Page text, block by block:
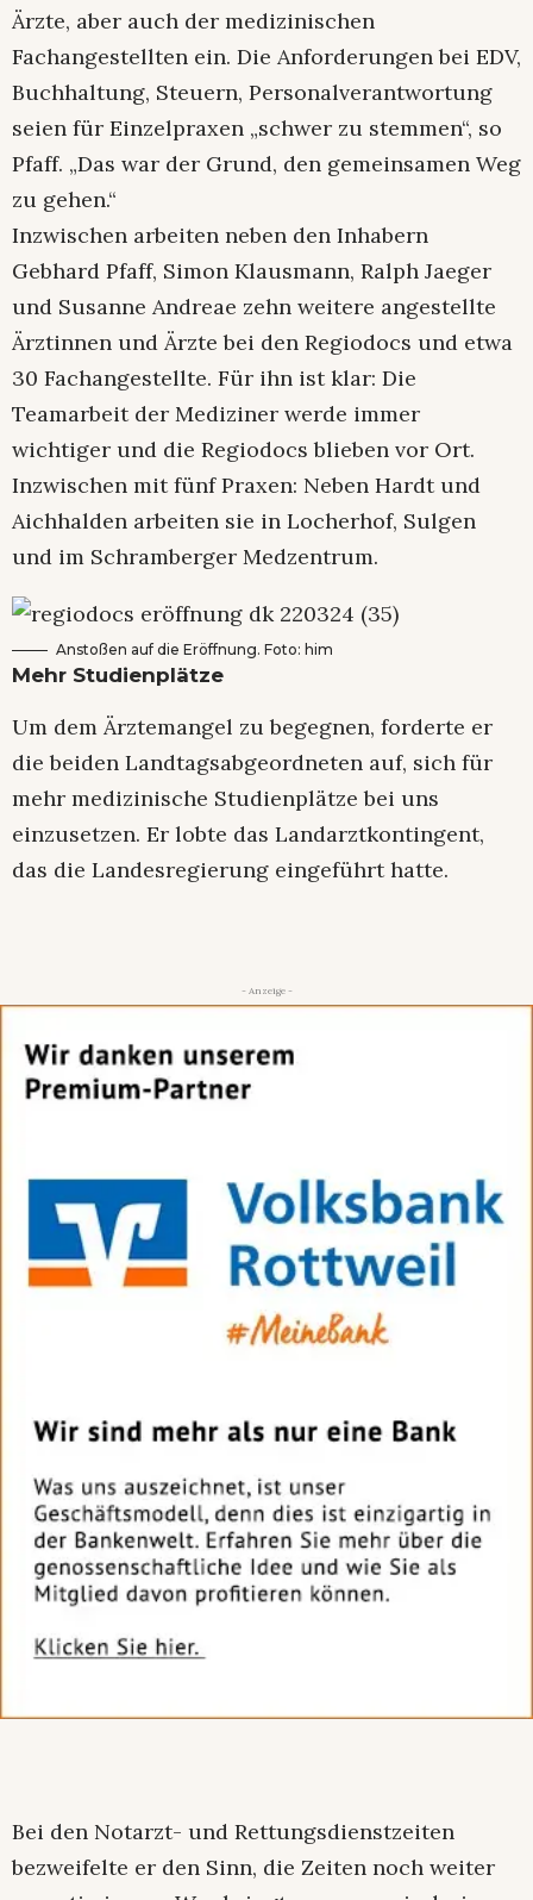
Ärzte, aber auch der medizinischen
Fachangestellten ein. Die Anforderungen bei EDV,
Buchhaltung, Steuern, Personalverantwortung
seien für Einzelpraxen „schwer zu stemmen“, so
Pfaff. „Das war der Grund, den gemeinsamen Weg
zu gehen.“
Inzwischen arbeiten neben den Inhabern
Gebhard Pfaff, Simon Klausmann, Ralph Jaeger
und Susanne Andreae zehn weitere angestellte
Ärztinnen und Ärzte bei den Regiodocs und etwa
30 Fachangestellte. Für ihn ist klar: Die
Teamarbeit der Mediziner werde immer
wichtiger und die Regiodocs blieben vor Ort.
Inzwischen mit fünf Praxen: Neben Hardt und
Aichhalden arbeiten sie in Locherhof, Sulgen
und im Schramberger Medzentrum.
Anstoßen auf die Eröffnung. Foto: him
Mehr Studienplätze
Um dem Ärztemangel zu begegnen, forderte er
die beiden Landtagsabgeordneten auf, sich für
mehr medizinische Studienplätze bei uns
einzusetzen. Er lobte das Landarztkontingent,
das die Landesregierung eingeführt hatte.
- Anzeige -
Bei den Notarzt- und Rettungsdienstzeiten
bezweifelte er den Sinn, die Zeiten noch weiter